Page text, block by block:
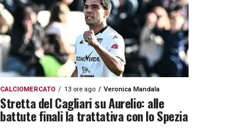
CALCIOMERCATO 13 ore ago Veronica Mandala
Stretta del Cagliari su Aurelio: alle
battute finali la trattativa con lo Spezia